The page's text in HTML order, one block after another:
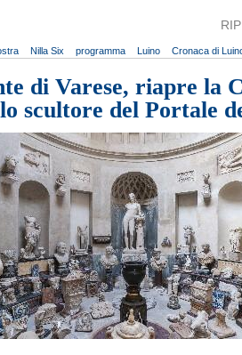
Nilla Six programma Luino Cronaca di
di Varese, riapre la
scultore del Portale